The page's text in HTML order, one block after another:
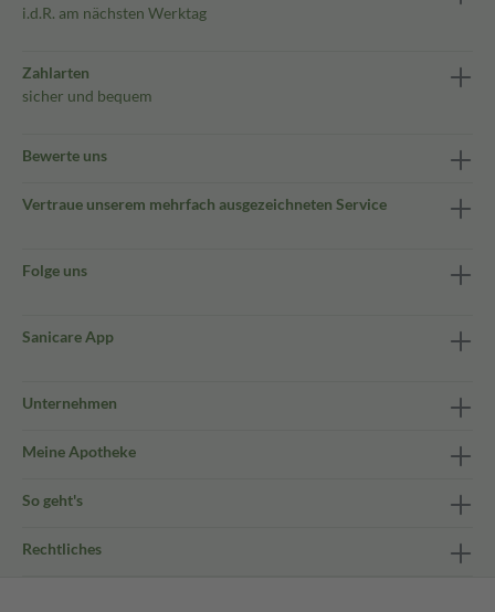
i.d.R. am nächsten Werktag
Zahlarten
sicher und bequem
Bewerte uns
Vertraue unserem mehrfach ausgezeichneten Service
Folge uns
Sanicare App
Unternehmen
Meine Apotheke
So geht's
Rechtliches